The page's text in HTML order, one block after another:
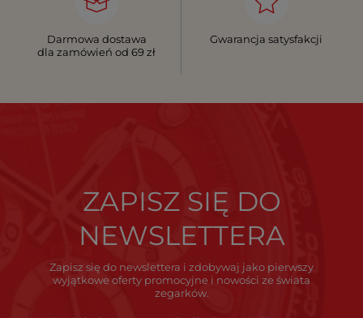
Darmowa dostawa
dla zamówień od 69 zł
Gwarancja satysfakcji
ZAPISZ SIĘ DO
NEWSLETTERA
Zapisz się do newslettera i zdobywaj jako pierwszy
wyjątkowe oferty promocyjne i nowości ze świata
zegarków.